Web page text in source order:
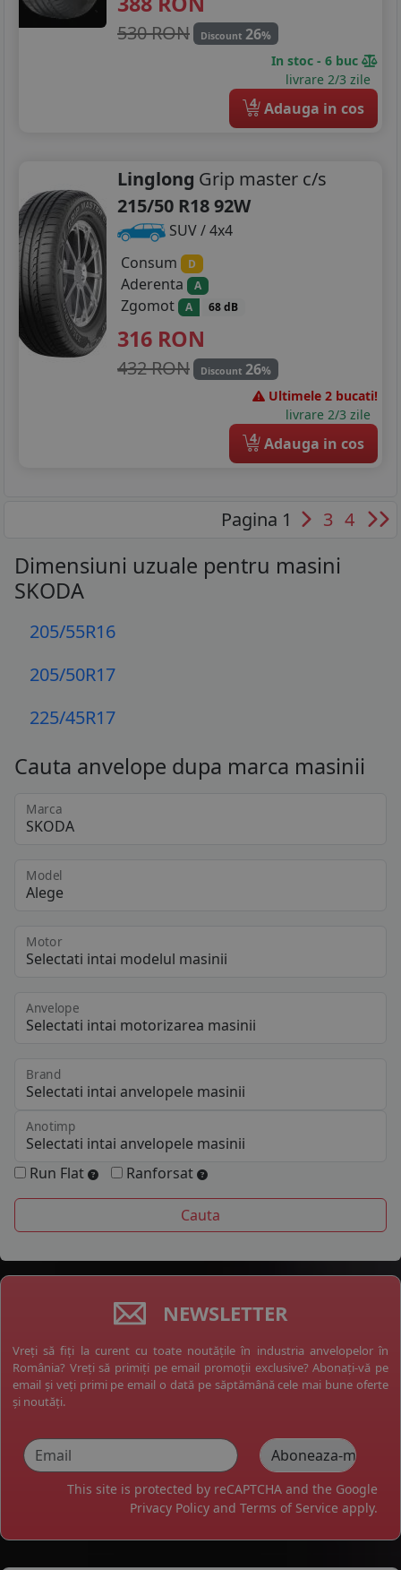
530 RON Discount 26%
In stoc - 6 buc
livrare 2/3 zile
4 Adauga in cos
Linglong Grip master c/s
215/50 R18 92W
SUV / 4x4
Consum
D
Aderenta A
Zgomot A 68 dB
316 RON
432 RON Discount 26%
Ultimele 2 bucati!
livrare 2/3 zile
4 Adauga in cos
Pagina 1 3 4
Dimensiuni uzuale pentru masini
SKODA
205/55R16
205/50R17
225/45R17
Cauta anvelope dupa marca masinii
Marca
Model
Motor
Anvelope
Brand
Anotimp
Run Flat Ranforsat
NEWSLETTER
Vreți să fiți la curent cu toate noutățile în industria anvelopelor în
România? Vreți să primiți pe email promoții exclusive? Abonați-vă pe
email și veți primi pe email o dată pe săptămână cele mai bune oferte
și noutăți.
This site is protected by reCAPTCHA and the Google
Privacy Policy and Terms of Service apply.